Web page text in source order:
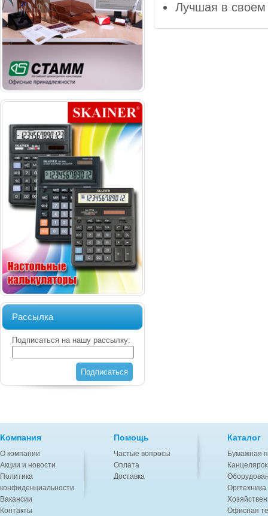
Рассылка
Подписаться на нашу рассылку:
Подписаться
Лучшая в своем
Компания
О компании
Акции и новости
Политика
конфиденциальности
Вакансии
Контакты
Помощь
Частые вопросы
Оплата
Доставка
Каталог
Бумажная
Офисная